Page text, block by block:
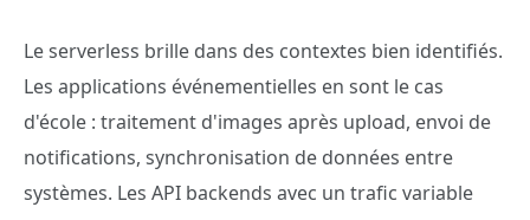
Le serverless brille dans des contextes bien identifiés.
Les applications événementielles en sont le cas
d'école : traitement d'images après upload, envoi de
notifications, synchronisation de données entre
systèmes. Les API backends avec un trafic variable